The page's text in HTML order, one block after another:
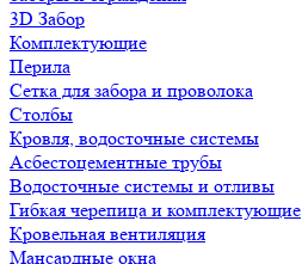
3D Забор
Комплектующие
Перила
Сетка для забора и проволока
Столбы
Кровля, водосточные системы
Асбестоцементные трубы
Водосточные системы и отливы
Гибкая черепица и комплектующие
Кровельная вентиляция
Мансардные окна